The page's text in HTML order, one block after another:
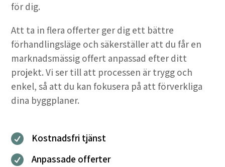
för dig.
Att ta in flera offerter ger dig ett bättre
förhandlingsläge och säkerställer att du får en
marknadsmässig offert anpassad efter ditt
projekt. Vi ser till att processen är trygg och
enkel, så att du kan fokusera på att förverkliga
dina byggplaner.
 Kostnadsfri tjänst
 Anpassade offerter